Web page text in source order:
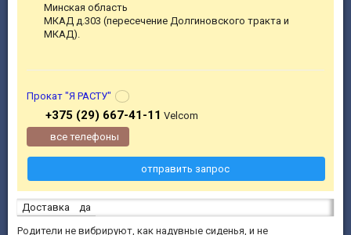
Доставка
да
Родители не вибрируют, как надувные сиденья, и не
Минская область
МКАД д.303 (пересечение Долгиновского тракта и
МКАД).
Прокат "Я РАСТУ"
+375 (29) 667-41-11 Velcom
все телефоны
отправить запрос